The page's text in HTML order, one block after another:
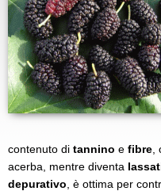
contenuto di tannino e fibre
acerba, mentre diventa
depurativo , è ottima per